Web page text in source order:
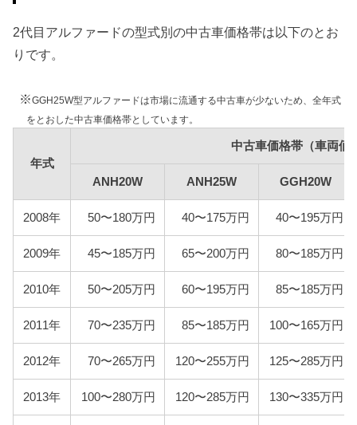
またハイブリッドエンジンを搭載したATH20W型ア
ルファードはエコカーに認定されているため重量税
なお複数の課税グレードが混在する
ANH25W/GGH20W/GGH25W型アルファードは
1500〜2000kgの課税クラスに該当するグレードをも
とに維持費を算出しています。
ANH25W
2000kg超:20,500円
GGH20W
GGH25W
ATH20W 12,500円 ー
2代目アルファードの型式別の中古車価格帯は以下のとお
りです。
※GGH25W型アルファードは市場に流通する中古車が少ないため、全年式
をとおした中古車価格帯としています。
年式
中古車価格帯（車両価
ANH20W ANH25W GGH20W
2008年 50〜180万円 40〜175万円 40〜195万円
2009年 45〜185万円 65〜200万円 80〜185万円
2010年 50〜205万円 60〜195万円 85〜185万円
2011年 70〜235万円 85〜185万円 100〜165万円
2012年 70〜265万円 120〜255万円 125〜285万円
2013年 100〜280万円 120〜285万円 130〜335万円